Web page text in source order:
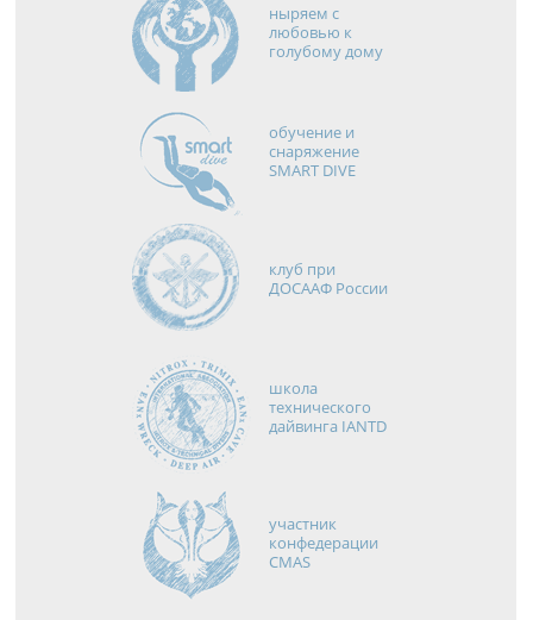
ныряем с
любовью к
голубому дому
обучение и
снаряжение
SMART DIVE
клуб при
ДОСААФ России
школа
технического
дайвинга IANTD
участник
конфедерации
CMAS